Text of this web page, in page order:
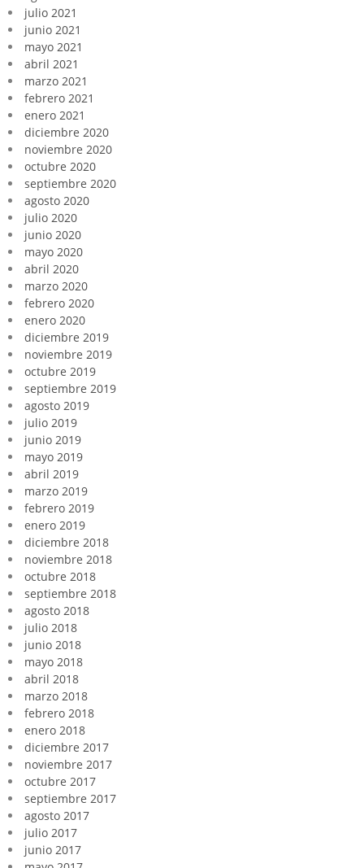
julio 2021
junio 2021
mayo 2021
abril 2021
marzo 2021
febrero 2021
enero 2021
diciembre 2020
noviembre 2020
octubre 2020
septiembre 2020
agosto 2020
julio 2020
junio 2020
mayo 2020
abril 2020
marzo 2020
febrero 2020
enero 2020
diciembre 2019
noviembre 2019
octubre 2019
septiembre 2019
agosto 2019
julio 2019
junio 2019
mayo 2019
abril 2019
marzo 2019
febrero 2019
enero 2019
diciembre 2018
noviembre 2018
octubre 2018
septiembre 2018
agosto 2018
julio 2018
junio 2018
mayo 2018
abril 2018
marzo 2018
febrero 2018
enero 2018
diciembre 2017
noviembre 2017
octubre 2017
septiembre 2017
agosto 2017
julio 2017
junio 2017